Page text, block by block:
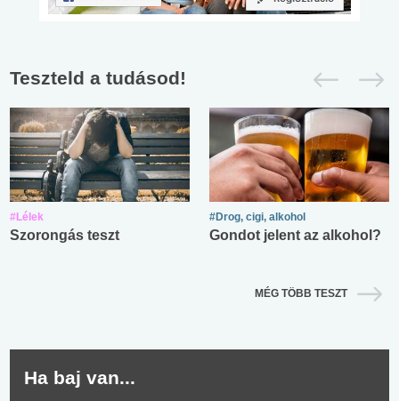
Teszteld a tudásod!
#Lélek
Szorongás teszt
#Drog, cigi, alkohol
Gondot jelent az alkohol?
MÉG TÖBB TESZT
Ha baj van...